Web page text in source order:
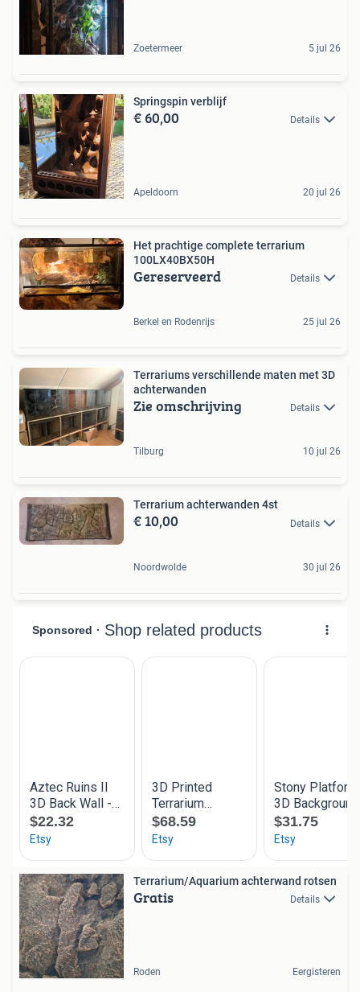
Zoetermeer 5 jul 26
Springspin verblijf
€ 60,00 Details
Apeldoorn 20 jul 26
Het prachtige complete terrarium
100LX40BX50H
Gereserveerd Details
Berkel en Rodenrijs 25 jul 26
Terrariums verschillende maten met 3D
achterwanden
Zie omschrijving Details
Tilburg 10 jul 26
Terrarium achterwanden 4st
€ 10,00 Details
Noordwolde 30 jul 26
Terrarium/Aquarium achterwand rotsen
Gratis Details
Roden Eergisteren